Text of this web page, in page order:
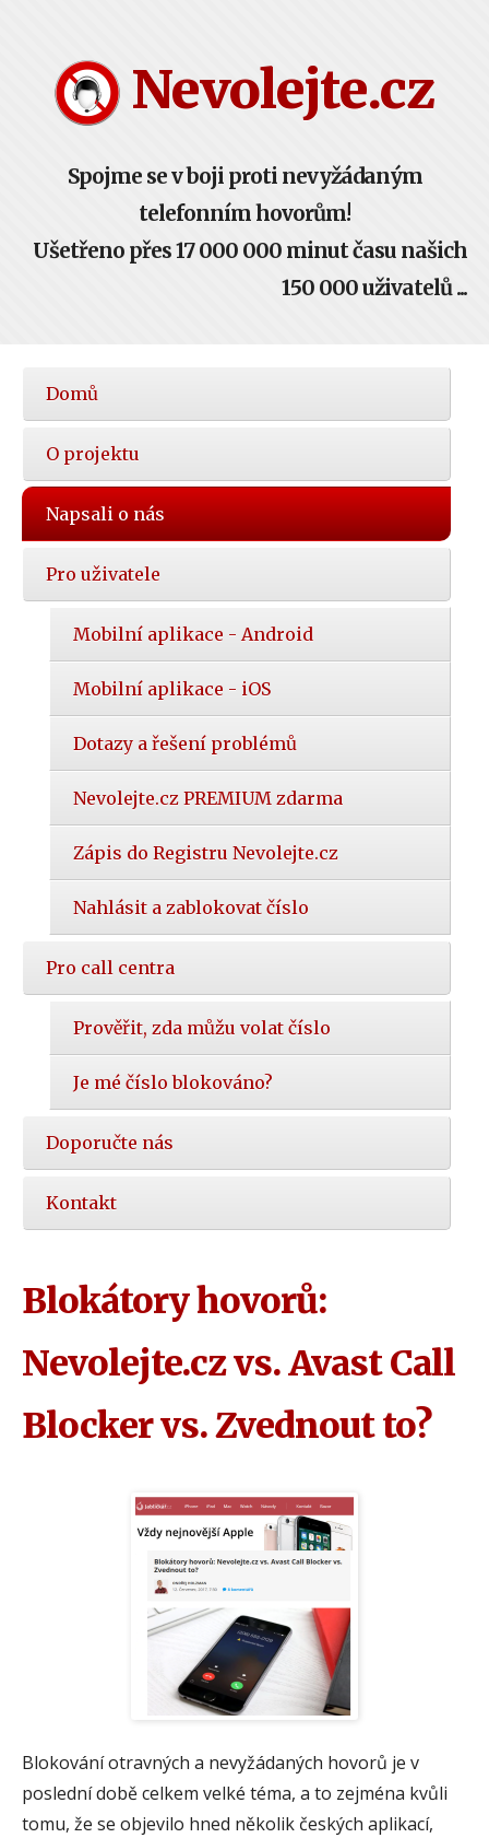
Nevolejte.cz
Spojme se v boji proti nevyžádaným
telefonním hovorům!
Ušetřeno přes 17 000 000 minut času našich
150 000 uživatelů ...
Hlavní
nabídka
Domů
O projektu
Napsali o nás
Pro uživatele
Mobilní aplikace - Android
Mobilní aplikace - iOS
Dotazy a řešení problémů
Nevolejte.cz PREMIUM zdarma
Zápis do Registru Nevolejte.cz
Nahlásit a zablokovat číslo
Pro call centra
Prověřit, zda můžu volat číslo
Je mé číslo blokováno?
Doporučte nás
Kontakt
Blokátory hovorů:
Nevolejte.cz vs. Avast Call
Blocker vs. Zvednout to?
Blokování otravných a nevyžádaných hovorů je v
poslední době celkem velké téma, a to zejména kvůli
tomu, že se objevilo hned několik českých aplikací,